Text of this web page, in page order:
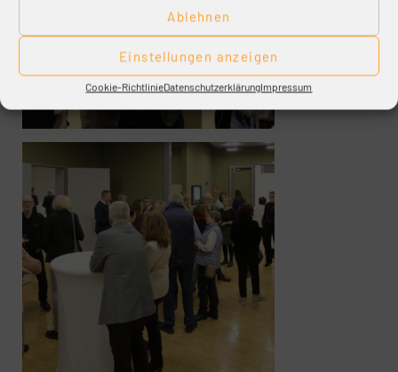
Ablehnen
Einstellungen anzeigen
Cookie-RichtlinieDatenschutzerklärungImpressum